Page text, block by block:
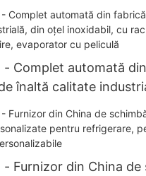
din industria
- Complet automată
înaltă calitate
racletă, evaporator
cu peliculă
- Furnizor din China